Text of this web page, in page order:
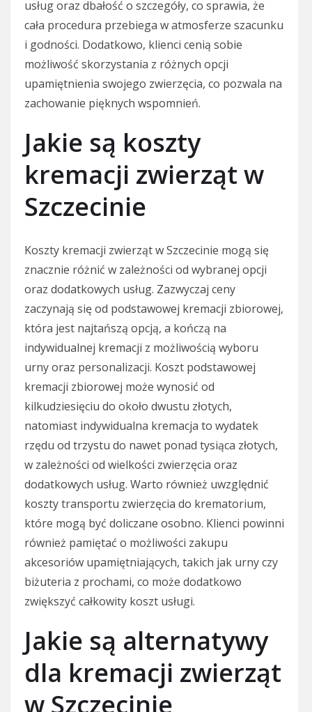
usług oraz dbałość o szczegóły, co sprawia, że
cała procedura przebiega w atmosferze szacunku
i godności. Dodatkowo, klienci cenią sobie
możliwość skorzystania z różnych opcji
upamiętnienia swojego zwierzęcia, co pozwala na
zachowanie pięknych wspomnień.
Jakie są koszty
kremacji zwierząt w
Szczecinie
Koszty kremacji zwierząt w Szczecinie mogą się
znacznie różnić w zależności od wybranej opcji
oraz dodatkowych usług. Zazwyczaj ceny
zaczynają się od podstawowej kremacji zbiorowej,
która jest najtańszą opcją, a kończą na
indywidualnej kremacji z możliwością wyboru
urny oraz personalizacji. Koszt podstawowej
kremacji zbiorowej może wynosić od
kilkudziesięciu do około dwustu złotych,
natomiast indywidualna kremacja to wydatek
rzędu od trzystu do nawet ponad tysiąca złotych,
w zależności od wielkości zwierzęcia oraz
dodatkowych usług. Warto również uwzględnić
koszty transportu zwierzęcia do krematorium,
które mogą być doliczane osobno. Klienci powinni
również pamiętać o możliwości zakupu
akcesoriów upamiętniających, takich jak urny czy
biżuteria z prochami, co może dodatkowo
zwiększyć całkowity koszt usługi.
Jakie są alternatywy
dla kremacji zwierząt
w Szczecinie